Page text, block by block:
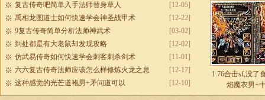
[12-05]
复古传奇吧简单入手法师替身草人
[12-22]
禹相龙图道士如何快速学会神圣战甲术
[03-02]
9复古传奇简单分析法师神武术
[12-02]
到处都是有大老鼠却发现攻略
[11-01]
仿武易传奇如何快速学会刺客刺杀剑术
[12-17]
六六复古传奇法师应该怎么样修炼火龙之息
[12-10]
这种感觉的光芒道袍男+矛问道可以
1.76合击sf,没了
焰魔衣男+